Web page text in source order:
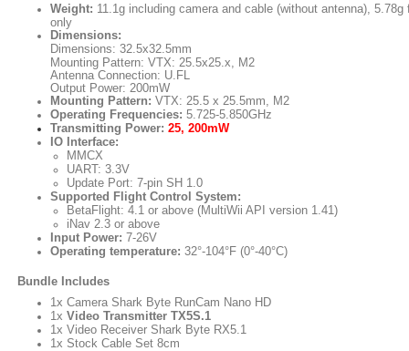
Weight: 11.1g including camera and cable (without antenna), 5.78g
only
Dimensions:
Dimensions: 32.5x32.5mm
Mounting Pattern: VTX: 25.5x25.x, M2
Antenna Connection: U.FL
Output Power: 200mW
Mounting Pattern: VTX: 25.5 x 25.5mm, M2
Operating Frequencies: 5.725-5.850GHz
Transmitting Power: 25, 200mW
IO Interface:
MMCX
UART: 3.3V
Update Port: 7-pin SH 1.0
Supported Flight Control System:
BetaFlight: 4.1 or above (MultiWii API version 1.41)
iNav 2.3 or above
Input Power: 7-26V
Operating temperature: 32°-104°F (0°-40°C)
Bundle Includes
1x Camera Shark Byte RunCam Nano HD
1x Video Transmitter TX5S.1
1x Video Receiver Shark Byte RX5.1
1x Stock Cable Set 8cm